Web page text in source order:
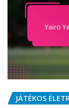
JÁTÉKOS